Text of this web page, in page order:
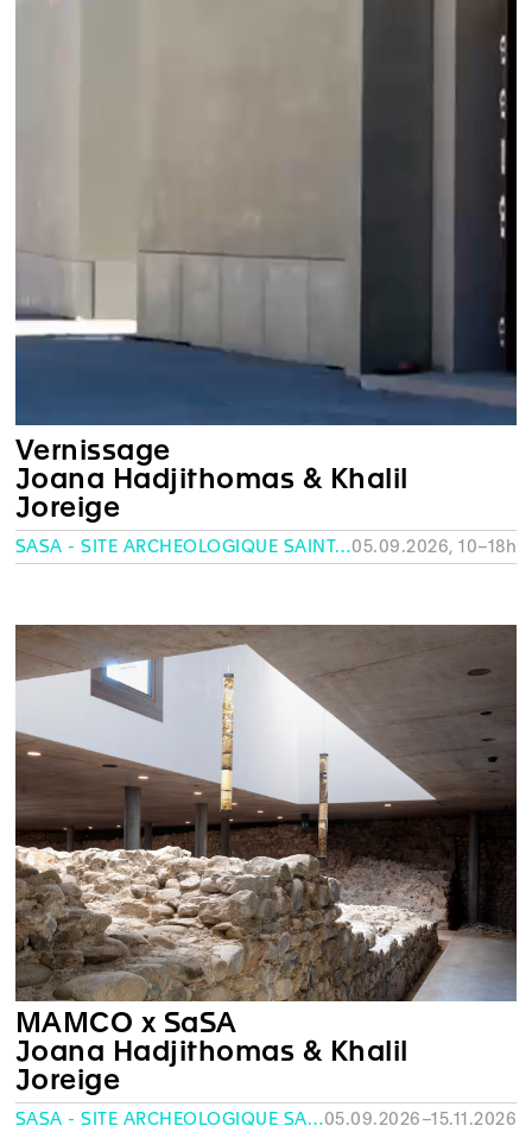
Vernissage
Joana Hadjithomas & Khalil
Joreige
SASA - SITE ARCHÉOLOGIQUE SAINT-ANTOINE, GENÈVE05.09.2026, 10–18h
MAMCO x SaSA
Joana Hadjithomas & Khalil
Joreige
SASA - SITE ARCHÉOLOGIQUE SAINT-ANTOINE, GENÈVE05.09.2026–15.11.2026